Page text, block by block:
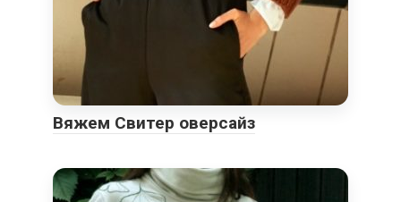
Вяжем Свитер оверсайз